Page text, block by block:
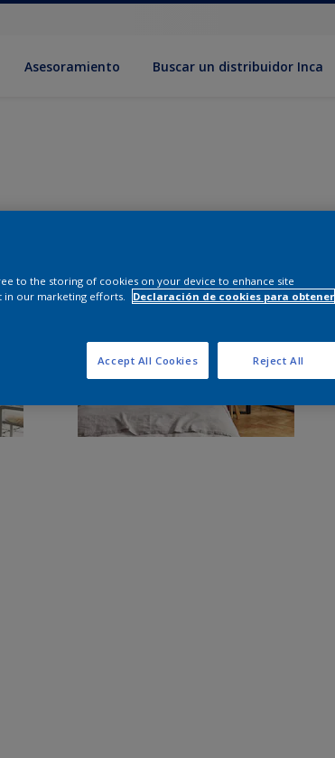
Asesoramiento Buscar un distribuidor Inca
to the storing of cookies on your device to enhance site
in our marketing efforts.
Declaración de cookies para obtener
Reject All
Accept All Cookies